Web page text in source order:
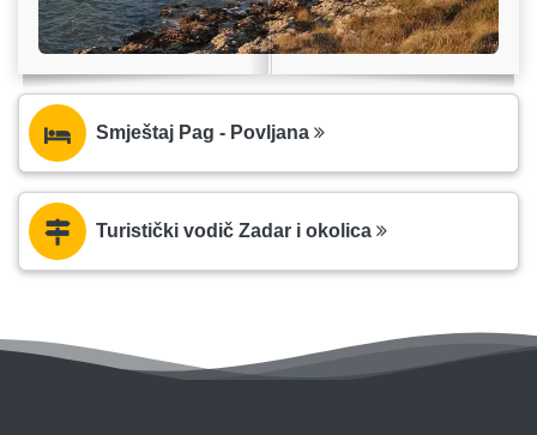
Smještaj Pag - Povljana
Turistički vodič Zadar i okolica